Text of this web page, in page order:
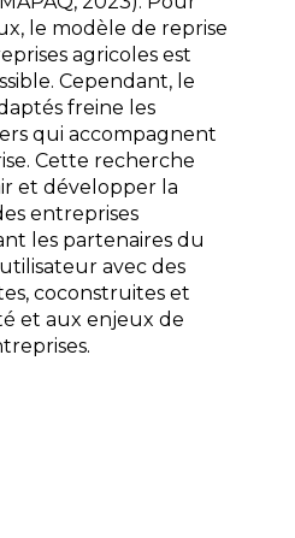
le modèle de reprise
agricoles est
Cependant, le
freine les
qui accompagnent
Cette recherche
et développer la
entreprises
les partenaires du
avec des
coconstruites et
et aux enjeux de